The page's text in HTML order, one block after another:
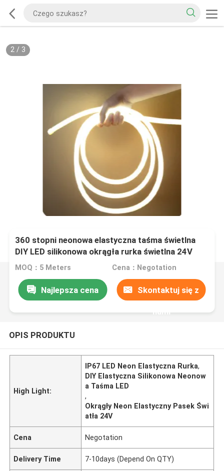
2/ 3
360 stopni neonowa elastyczna taśma świetlna
DIY LED silikonowa okrągła rurka świetlna 24V
12W IP67
MOQ：5 Meters Cena：Negotation
Najlepsza cena Skontaktuj się z
nami
OPIS PRODUKTU
High Light:
IP67 LED Neon Elastyczna Rurka,
DIY Elastyczna Silikonowa Neonow
a Taśma LED
,
Okrągły Neon Elastyczny Pasek Świ
atła 24V
Cena Negotation
Delivery Time 7-10days (Depend On QTY)